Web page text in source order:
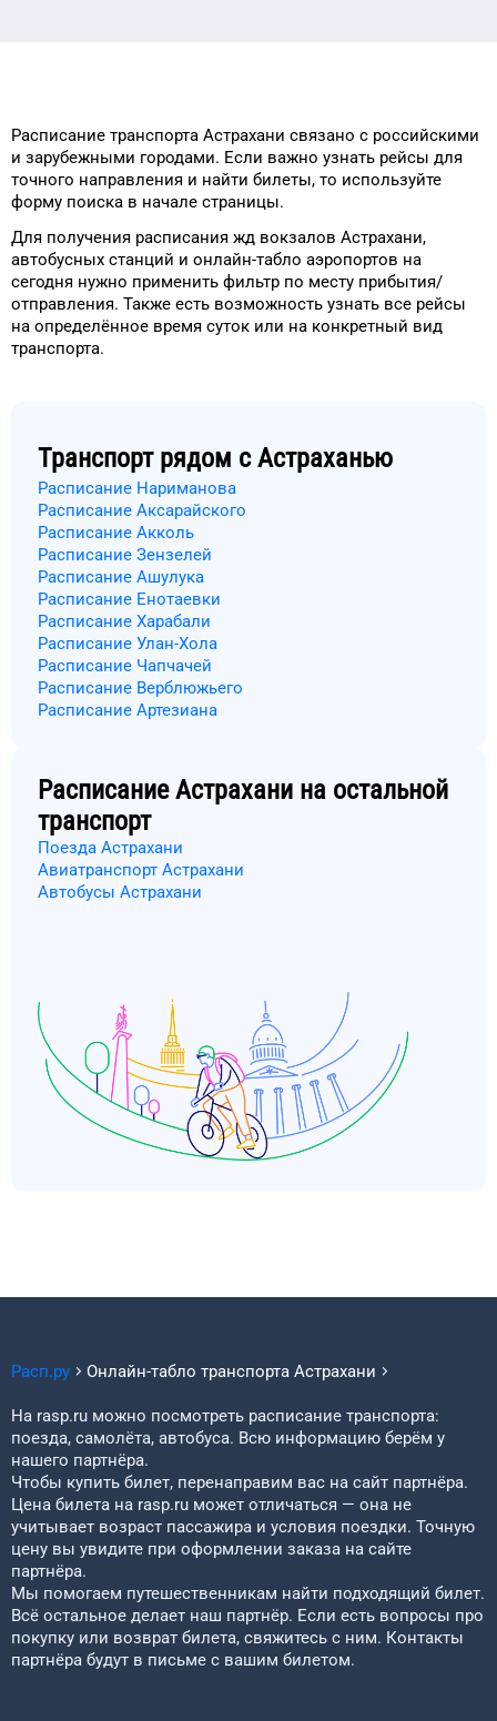
Расписание транспорта Астрахани связано с российскими
и зарубежными городами. Если важно узнать рейсы для
точного направления и найти билеты, то используйте
форму поиска в начале страницы.
Для получения расписания жд вокзалов Астрахани,
автобусных станций и онлайн-табло аэропортов на
сегодня нужно применить фильтр по месту прибытия/
отправления. Также есть возможность узнать все рейсы
на определённое время суток или на конкретный вид
транспорта.
Транспорт рядом с Астраханью
Расписание Нариманова
Расписание Аксарайского
Расписание Акколь
Расписание Зензелей
Расписание Ашулука
Расписание Енотаевки
Расписание Харабали
Расписание Улан-Хола
Расписание Чапчачей
Расписание Верблюжьего
Расписание Артезиана
РасписаниеАстрахани на остальной
транспорт
Поезда Астрахани
Авиатранспорт Астрахани
Автобусы Астрахани
Расп.ру Онлайн-табло транспорта Астрахани
На rasp.ru можно посмотреть расписание транспорта:
поезда, самолёта, автобуса. Всю информацию берём у
нашего партнёра.
Чтобы купить билет, перенаправим вас на сайт партнёра.
Цена билета на rasp.ru может отличаться — она не
учитывает возраст пассажира и условия поездки. Точную
цену вы увидите при оформлении заказа на сайте
партнёра.
Мы помогаем путешественникам найти подходящий билет.
Всё остальное делает наш партнёр. Если есть вопросы про
покупку или возврат билета, свяжитесь с ним. Контакты
партнёра будут в письме с вашим билетом.